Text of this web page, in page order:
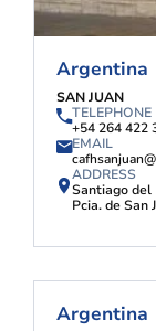
Argentina
SAN JUAN
TELEPHONE
+54 264 422
EMAIL
ADDRESS
Santiago del
Pcia. de San
Argentina